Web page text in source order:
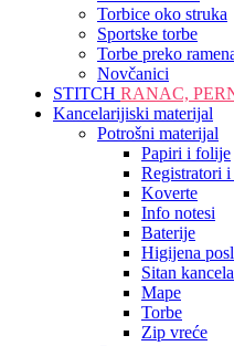
Torbice oko struka
Sportske torbe
Torbe preko
Novčanici
STITCH RANAC,
Kancelarijiski materijal
Potrošni materijal
Papiri i folije
Registratori
Koverte
Info notesi
Baterije
Higijena
Sitan
Mape
Torbe
Zip vreće